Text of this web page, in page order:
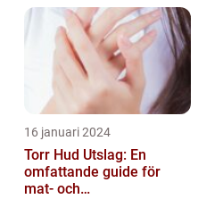
16 januari 2024
Torr Hud Utslag: En
omfattande guide för
mat- och